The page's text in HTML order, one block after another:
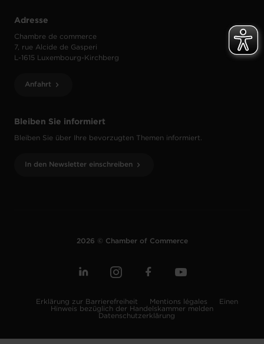
Bleiben Sie informiert
Bleiben Sie über Ihre bevorzugten Themen informiert.
In den Newsletter einschreiben
Adresse
Chambre de commerce
7, rue Alcide de Gasperi
L-1615 Luxembourg-Kirchberg
Anfahrt
2026 © Chamber of Commerce
Erklärung zur Barrierefreiheit Mentions légales
Einen
Hinweis bezüglich der Handelskammer melden
Datenschutzerklärung